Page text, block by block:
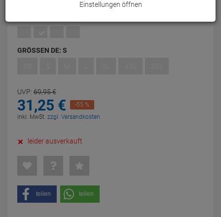
GRÖSSEN DE: S
UVP: 69,95€
31,25 €
-55 %
inkl. MwSt. zzgl. Versandkosten
leider ausverkauft
teilen teilen
Einstellungen öffnen